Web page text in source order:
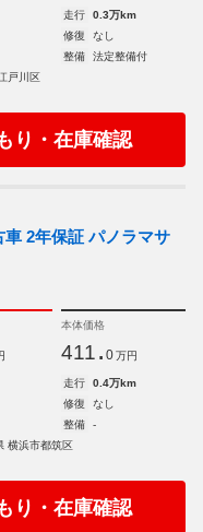
走行
0.3万km
修復
なし
整備
法定整備付
戸川区
り・在庫確認
2年保証 パノラマサ
本体価格
411. 0 万円
走行
0.4万km
修復
なし
整備
-
横浜市都筑区
り・在庫確認